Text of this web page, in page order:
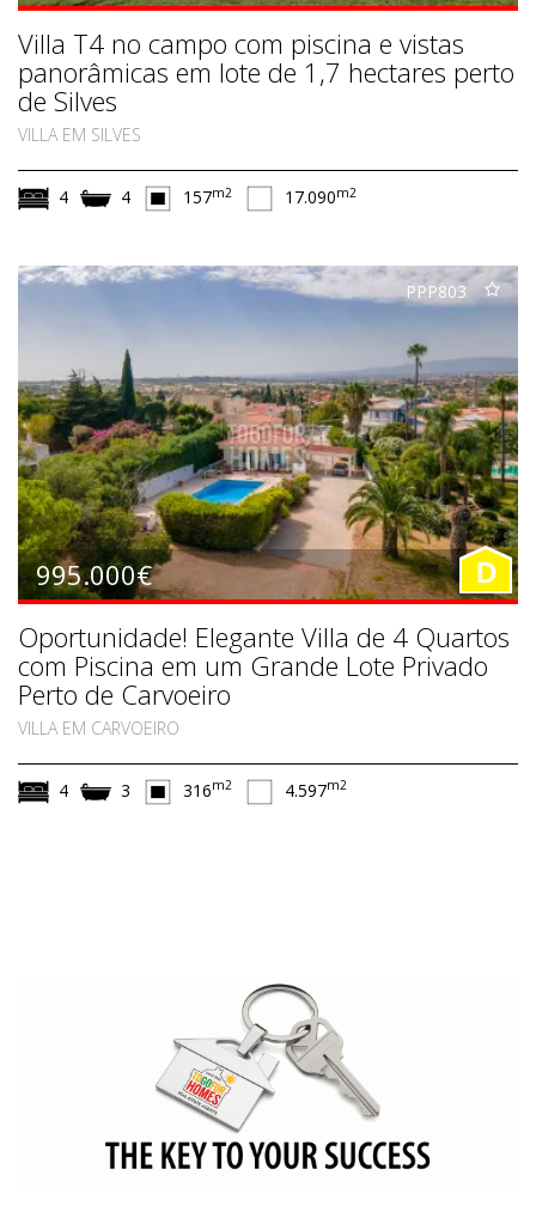
Villa T4 no campo com piscina e vistas
panorâmicas em lote de 1,7 hectares perto
de Silves
VILLA EM SILVES
4 4 157m2 17.090m2
PPP803
995.000€ D
Oportunidade! Elegante Villa de 4 Quartos
com Piscina em um Grande Lote Privado
Perto de Carvoeiro
VILLA EM CARVOEIRO
4 3 316m2 4.597m2